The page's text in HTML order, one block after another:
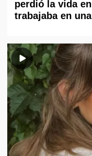
perdió la vida
trabajaba en